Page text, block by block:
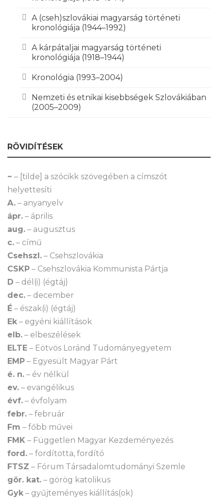
A (cseh)szlovákiai magyarság történeti
kronológiája (1944–1992)
A kárpátaljai magyarság történeti
kronológiája (1918–1944)
Kronológia (1993–2004)
Nemzeti és etnikai kisebbségek Szlovákiában
(2005–2009)
RÖVIDÍTÉSEK
~ – [tilde] a szócikk szövegében a címszót
helyettesíti
A. – anyanyelv
ápr. – április
aug. – augusztus
c. – című
Csehszl. – Csehszlovákia
CSKP – Csehszlovákia Kommunista Pártja
D – dél(i) (égtáj)
dec. – december
É – észak(i) (égtáj)
Ek – egyéni kiállítások
elb. – elbeszélések
ELTE – Eötvös Loránd Tudományegyetem
EMP – Egyesült Magyar Párt
é. n. – év nélkül
ev. – evangélikus
évf. – évfolyam
febr. – február
Fm – főbb művei
FMK – Független Magyar Kezdeményezés
ford. – fordította, fordító
FTSZ – Fórum Társadalomtudományi Szemle
gör. kat. – görög katolikus
Gyk – gyűjteményes kiállítás(ok)